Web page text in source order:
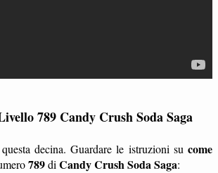
789 Candy Crush Soda Saga
decina. Guardare le istruzioni su come
789di Candy Crush Soda Saga: